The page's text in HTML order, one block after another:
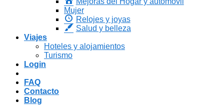
Mujer
Relojes y joyas
Salud y belleza
Viajes
Hoteles y alojamientos
Turismo
Login
FAQ
Contacto
Blog